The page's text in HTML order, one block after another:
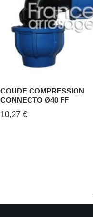
COUDE COMPRESSION
CONNECTO Ø40 FF
10,27€